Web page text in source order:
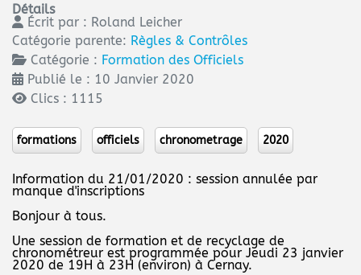
Détails
Écrit par : Roland Leicher
Catégorie parente: Règles & Contrôles
Catégorie : Formation des Officiels
Publié le : 10 Janvier 2020
Clics : 1115
formations officiels chronometrage 2020
Information du 21/01/2020 : session annulée par
manque d'inscriptions
Bonjour à tous.
Une session de formation et de recyclage de
chronométreur est programmée pour Jeudi 23 janvier
2020 de 19H à 23H (environ) à Cernay.